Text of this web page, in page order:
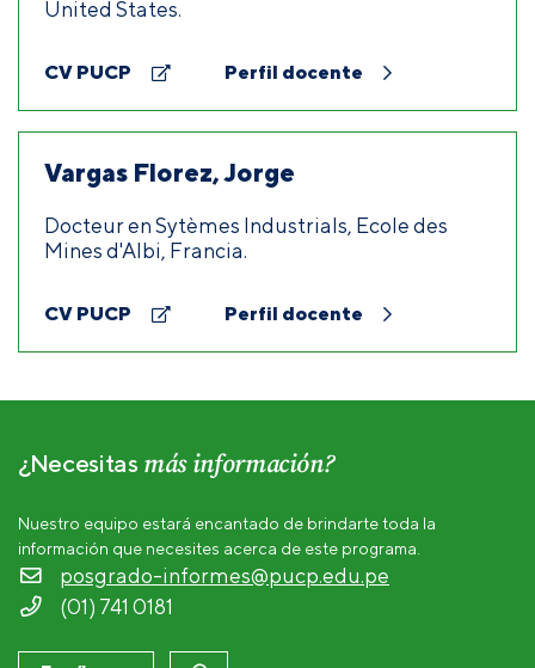
United States.
CV PUCP Perfil docente
Vargas Florez, Jorge
Docteur en Sytèmes Industrials, Ecole des
Mines d'Albi, Francia.
CV PUCP Perfil docente
¿Necesitas más información?
Nuestro equipo estará encantado de brindarte toda la
información que necesites acerca de este programa.
posgrado-informes@pucp.edu.pe
(01) 741 0181